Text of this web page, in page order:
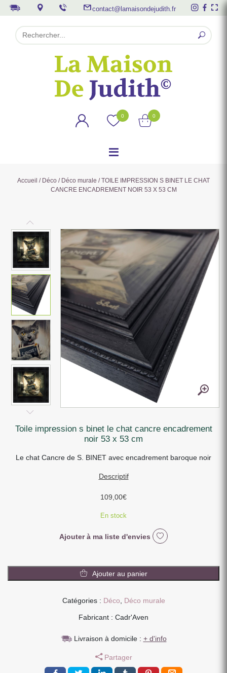
contact@lamaisondejudith.fr
0 0
Accueil / Déco / Déco murale / TOILE IMPRESSION S BINET LE CHAT
CANCRE ENCADREMENT NOIR 53 X 53 CM
toile impression s binet le chat cancre encadrement
noir 53 x 53 cm
Le chat Cancre de S. BINET avec encadrement baroque noir
Descriptif
109,00€
En stock
Ajouter à ma liste d'envies
de
TOILE
S
BINET
CHAT
ENCADREMENT
NOIR
Ajouter au panier
Catégories : Déco Déco murale
Fabricant : Cadr'Aven
Livraison à domicile : + d'info
Partager